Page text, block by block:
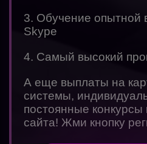
3. Обучение опытной
Skype
4. Самый высокий
А еще выплаты на
системы,
постоянные
сайта! Жми кнопку